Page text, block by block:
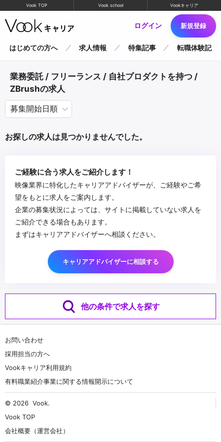
Vook TOP Vook school Vookキャリア
ログイン 新規登録
はじめての方へ 求人情報 特集記事 転職体験記
業務委託 / フリーランス / 自社プロダクトを持つ /
ZBrushの求人
お探しの求人は見つかりませんでした。
ご経験に合う求人をご紹介します！
映像業界に特化したキャリアアドバイザーが、ご経験やご希
望をもとに求人をご案内します。
企業の募集状況によっては、サイトに掲載していない求人を
ご紹介できる場合もあります。
まずはキャリアアドバイザーへ相談ください。
キャリアアドバイザーに相談する
他の条件で求人を探す
お問い合わせ
採用担当の方へ
Vookキャリア利用規約
有料職業紹介事業に関する情報開示について
© 2026 Vook.
Vook TOP
会社概要（運営会社）